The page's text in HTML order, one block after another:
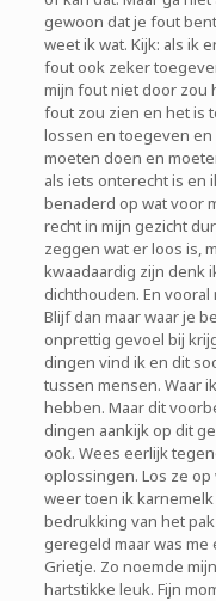
gewoon dat je fout
weet ik wat. Kijk: als ik
fout ook zeker
mijn fout niet door zou
fout zou zien en het is
lossen en toegeven en
moeten doen en
als iets onterecht is en
benaderd op wat voor
recht in mijn gezicht
zeggen wat er loos is,
kwaadaardig zijn denk
dichthouden. En
Blijf dan maar waar je
onprettig gevoel bij
dingen vind ik en dit
tussen mensen. Waar
hebben. Maar dit
dingen aankijk op dit
ook. Wees eerlijk
oplossingen. Los ze
weer toen ik
bedrukking van het
geregeld maar was
Grietje. Zo noemde
hartstikke leuk. Fijn